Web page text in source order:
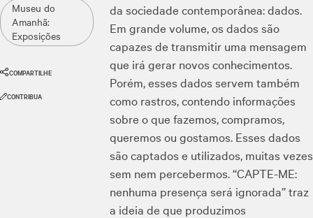
Museu do
Amanhã:
Exposições
COMPARTILHE
CONTRIBUA
da sociedade contemporânea: dados.
Em grande volume, os dados são
capazes de transmitir uma mensagem
que irá gerar novos conhecimentos.
Porém, esses dados servem também
como rastros, contendo informações
sobre o que fazemos, compramos,
queremos ou gostamos. Esses dados
são captados e utilizados, muitas vezes
sem nem percebermos. “CAPTE-ME:
nenhuma presença será ignorada” traz
a ideia de que produzimos